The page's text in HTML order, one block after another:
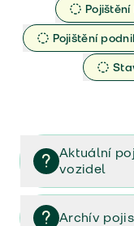
Pojištění
Aktuální
vozidel
Pojištění
smlouvě (PDF)
Archív